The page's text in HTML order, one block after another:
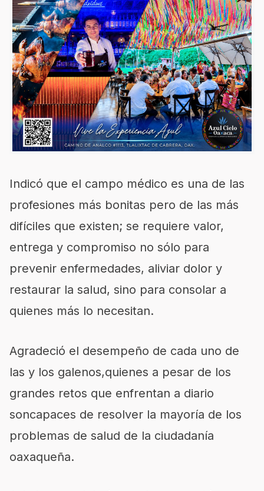
Indicó que el campo médico es una de las
profesiones más bonitas pero de las más
difíciles que existen; se requiere valor,
entrega y compromiso no sólo para
prevenir enfermedades, aliviar dolor y
restaurar la salud, sino para consolar a
quienes más lo necesitan.
Agradeció el desempeño de cada uno de
las y los galenos,quienes a pesar de los
grandes retos que enfrentan a diario
soncapaces de resolver la mayoría de los
problemas de salud de la ciudadanía
oaxaqueña.